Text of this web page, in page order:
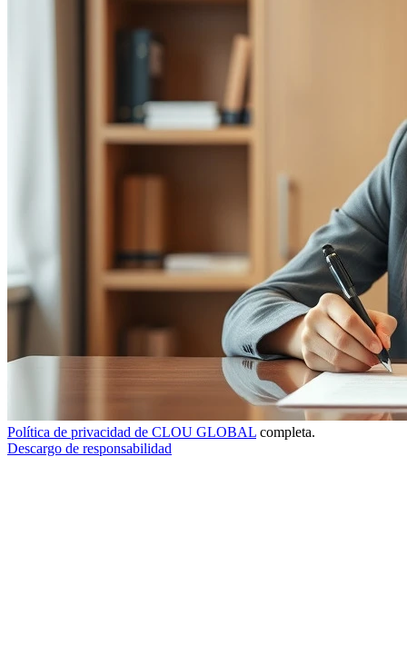
Política de privacidad de CLOU GLOBAL completa.
Descargo de responsabilidad